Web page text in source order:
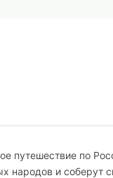
путешествие по
народов и соберут